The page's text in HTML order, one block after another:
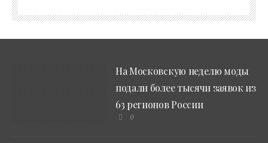
На Московскую неделю моды
подали более тысячи заявок из
63 регионов России
0